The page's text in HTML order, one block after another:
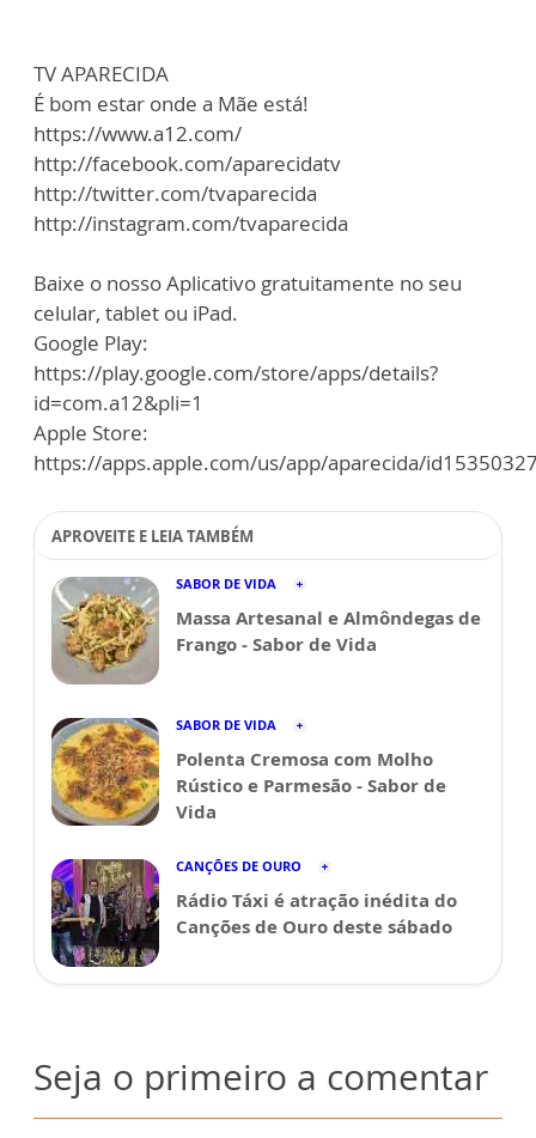
TV APARECIDA
É bom estar onde a Mãe está!
https://www.a12.com/
http://facebook.com/aparecidatv
http://twitter.com/tvaparecida
http://instagram.com/tvaparecida
Baixe o nosso Aplicativo gratuitamente no seu
celular, tablet ou iPad.
Google Play:
https://play.google.com/store/apps/details?
id=com.a12&pli=1
Apple Store:
https://apps.apple.com/us/app/aparecida/
APROVEITE E LEIA TAMBÉM
SABOR DE VIDA
Massa Artesanal e Almôndegas de
Frango - Sabor de Vida
SABOR DE VIDA
Polenta Cremosa com Molho
Rústico e Parmesão - Sabor de
Vida
CANÇÕES DE OURO
Rádio Táxi é atração inédita do
Canções de Ouro deste sábado
Seja o primeiro a comentar